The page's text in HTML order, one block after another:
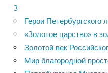
3
Герои Петербургского
«Золотое царство» в
Золотой век
Мир благородной